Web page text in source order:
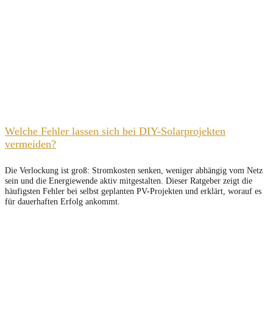
Welche Fehler lassen sich bei DIY-Solarprojekten
vermeiden?
Die Verlockung ist groß: Stromkosten senken, weniger abhängig vom Netz
sein und die Energiewende aktiv mitgestalten. Dieser Ratgeber zeigt die
häufigsten Fehler bei selbst geplanten PV-Projekten und erklärt, worauf es
für dauerhaften Erfolg ankommt.